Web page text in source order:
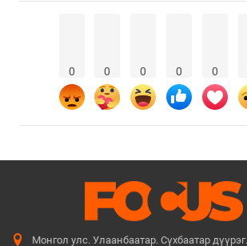
0 0 0 0 0
Монгол улс. Улаанбаатар. Сүхбаатар